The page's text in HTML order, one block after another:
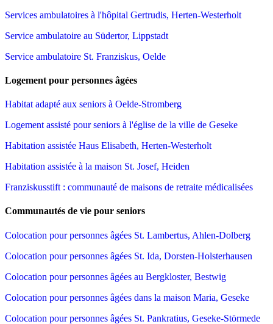
Services ambulatoires à l'hôpital Gertrudis, Herten-Westerholt
Service ambulatoire au Südertor, Lippstadt
Service ambulatoire St. Franziskus, Oelde
Logement pour personnes âgées
Habitat adapté aux seniors à Oelde-Stromberg
Logement assisté pour seniors à l'église de la ville de Geseke
Habitation assistée Haus Elisabeth, Herten-Westerholt
Habitation assistée à la maison St. Josef, Heiden
Franziskusstift : communauté de maisons de retraite médicalisées
Communautés de vie pour seniors
Colocation pour personnes âgées St. Lambertus, Ahlen-Dolberg
Colocation pour personnes âgées St. Ida, Dorsten-Holsterhausen
Colocation pour personnes âgées au Bergkloster, Bestwig
Colocation pour personnes âgées dans la maison Maria, Geseke
Colocation pour personnes âgées St. Pankratius, Geseke-Störmede